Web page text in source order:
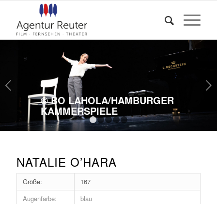
© BO LAHOLA/HAMBURGER
KAMMERSPIELE
Weiter
NATALIE O’HARA
Größe:
167
Augenfarbe:
blau